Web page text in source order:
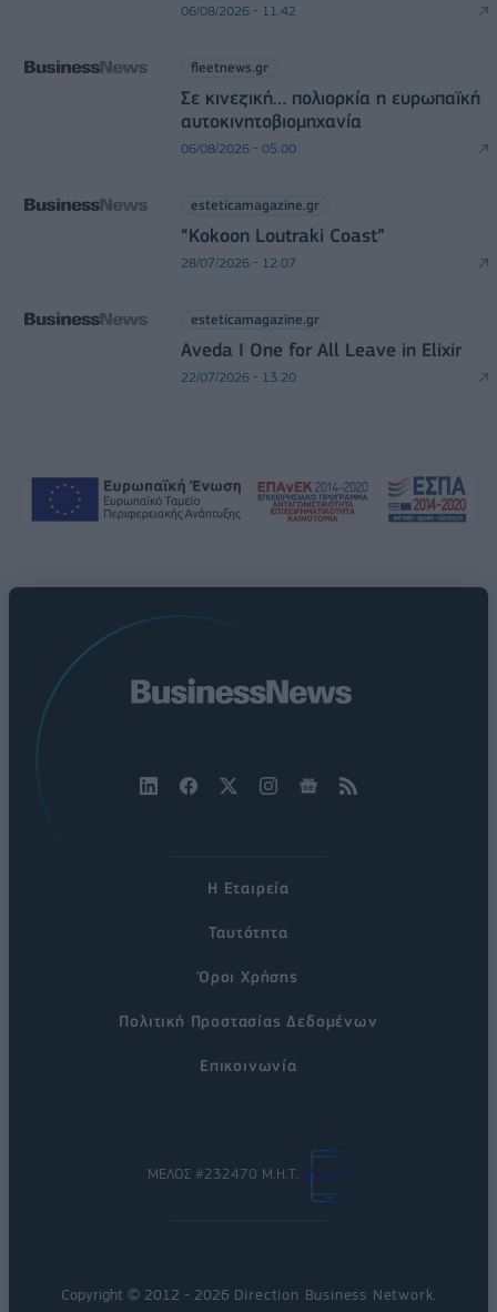
06/08/2026 - 11:42
fleetnews.gr
Σε κινεζική… πολιορκία η ευρωπαϊκή
αυτοκινητοβιομηχανία
06/08/2026 - 05:00
esteticamagazine.gr
“Kokoon Loutraki Coast”
28/07/2026 - 12:07
esteticamagazine.gr
Aveda I One for All Leave in Elixir
22/07/2026 - 13:20
Η Εταιρεία
Ταυτότητα
Όροι Χρήσης
Πολιτική Προστασίας Δεδομένων
Επικοινωνία
ΜΕΛΟΣ #232470 Μ.Η.Τ.
Copyright © 2012 - 2026 Direction Business Network